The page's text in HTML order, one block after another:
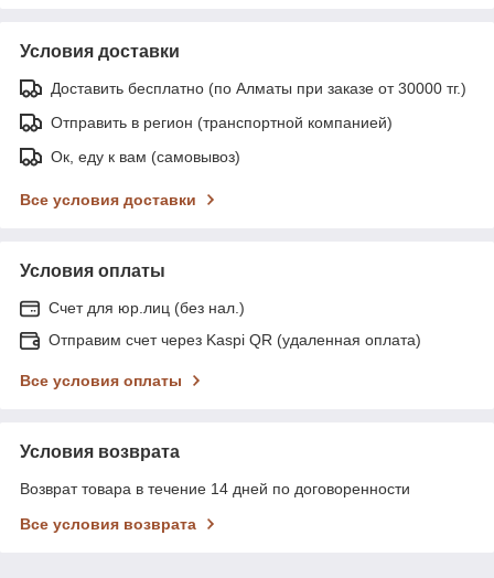
Условия доставки
Доставить бесплатно (по Алматы при заказе от 30000 тг.)
Отправить в регион (транспортной компанией)
Ок, еду к вам (самовывоз)
Все условия доставки
Условия оплаты
Счет для юр.лиц (без нал.)
Отправим счет через Kaspi QR (удаленная оплата)
Все условия оплаты
Условия возврата
Возврат товара в течение 14 дней по договоренности
Все условия возврата